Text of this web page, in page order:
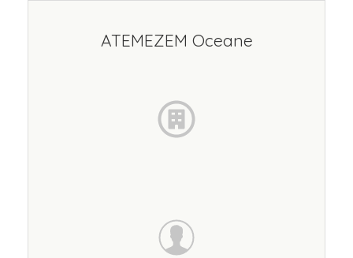
ATEMEZEM Oceane